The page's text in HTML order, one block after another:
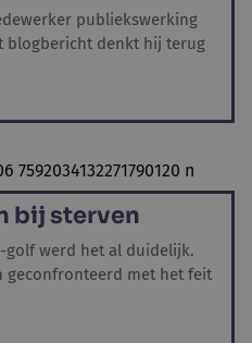
publiekswerking
blogbericht denkt hij terug
bij sterven
golf werd het al duidelijk.
geconfronteerd met het feit